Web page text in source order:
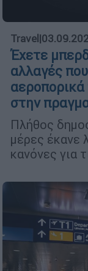
Travel |
Έχετε
αλλαγές
αεροπορικά
στην
Πλήθος
μέρες έκανε
κανόνες για